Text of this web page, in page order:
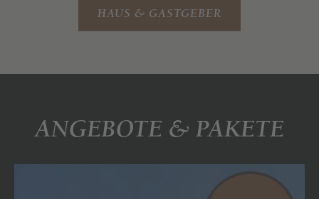
HAUS & GASTGEBER
ANGEBOTE & PAKETE